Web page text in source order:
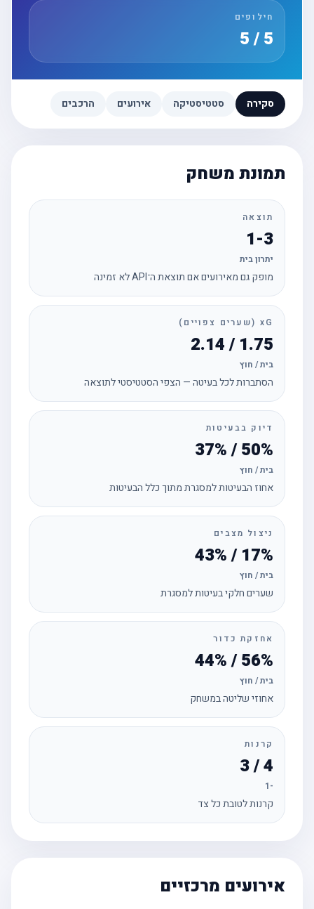
חילופים
סקירה סטטיסטיקה אירועים הרכבים
תמונת משחק
תוצאה
1-3
יתרון בית
מופק גם מאירועים אם תוצאת ה־API לא זמינה
xG (שערים צפויים)
1.75 / 2.14
בית / חוץ
הסתברות לכל בעיטה — הצפי הסטטיסטי לתוצאה
דיוק בבעיטות
50% / 37%
בית / חוץ
אחוז הבעיטות למסגרת מתוך כלל הבעיטות
ניצול מצבים
17% / 43%
בית / חוץ
שערים חלקי בעיטות למסגרת
אחזקת כדור
56% / 44%
בית / חוץ
אחוזי שליטה במשחק
קרנות
קרנות לטובת כל צד
אירועים מרכזיים